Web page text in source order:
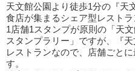
天文館公園より徒歩1分の『天
食店が集まるシェア型レストラ
1店舗1スタンプが原則の「天
スタンプラリー」ですが、『
レストランなので、店舗ごと
す。